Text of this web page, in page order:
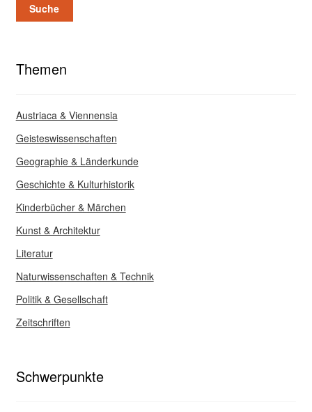
Suche
Themen
Austriaca & Viennensia
Geisteswissenschaften
Geographie & Länderkunde
Geschichte & Kulturhistorik
Kinderbücher & Märchen
Kunst & Architektur
Literatur
Naturwissenschaften & Technik
Politik & Gesellschaft
Zeitschriften
Schwerpunkte